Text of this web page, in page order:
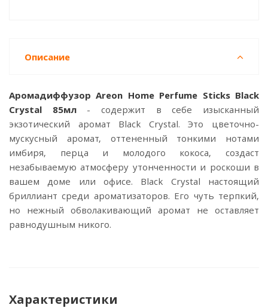
Описание
Аромадиффузор Areon Home Perfume Sticks Black
Crystal 85мл- содержит в себе изысканный
экзотический аромат Black Crystal. Это цветочно-
мускусный аромат, оттененный тонкими нотами
имбиря, перца и молодого кокоса, создаст
незабываемую атмосферу утонченности и роскоши в
вашем доме или офисе. Black Crystal настоящий
бриллиант среди ароматизаторов. Его чуть терпкий,
но нежный обволакивающий аромат не оставляет
равнодушным никого.
Характеристики